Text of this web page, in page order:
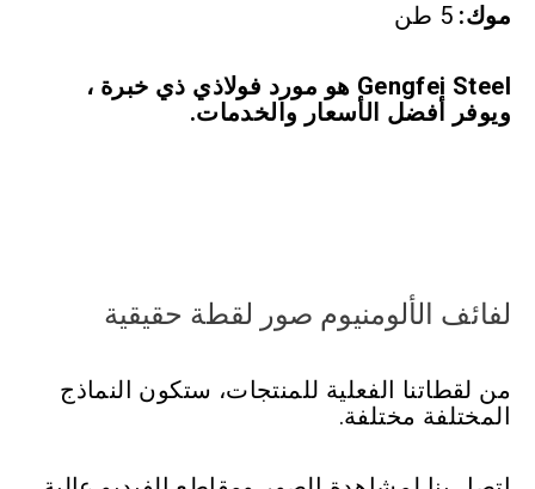
موك: 5 طن
Gengfei Steel هو مورد فولاذي ذي خبرة ،
ويوفر أفضل الأسعار والخدمات.
لفائف الألومنيوم صور لقطة حقيقية
من لقطاتنا الفعلية للمنتجات، ستكون النماذج
المختلفة مختلفة.